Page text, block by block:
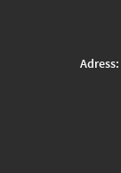
Adress: